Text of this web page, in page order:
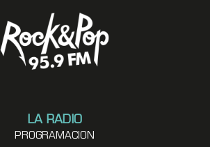
LA RADIO
PROGRAMACION